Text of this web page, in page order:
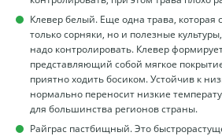
Клевер белый. Еще одна трава, которая
только сорняки, но и полезные
надо контролировать. Клевер
представляющий собой мягкое
приятно ходить босиком. Устойчив к
нормально переносит низкие
для большинства регионов страны.
Райграс пастбищный. Это